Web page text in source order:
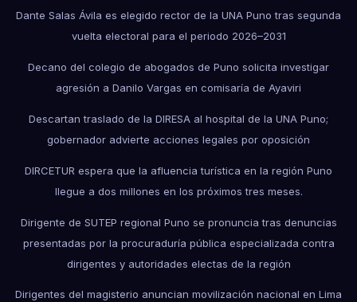
Dante Salas Ávila es elegido rector de la UNA Puno tras segunda
vuelta electoral para el periodo 2026–2031
Decano del colegio de abogados de Puno solicita investigar
agresión a Danilo Vargas en comisaría de Ayaviri
Descartan traslado de la DIRESA al hospital de la UNA Puno;
gobernador advierte acciones legales por oposición
DIRCETUR espera que la afluencia turística en la región Puno
llegue a dos millones en los próximos tres meses.
Dirigente de SUTEP regional Puno se pronuncia tras denuncias
presentadas por la procuraduría pública especializada contra
dirigentes y autoridades electas de la región
Dirigentes del magisterio anuncian movilización nacional en Lima